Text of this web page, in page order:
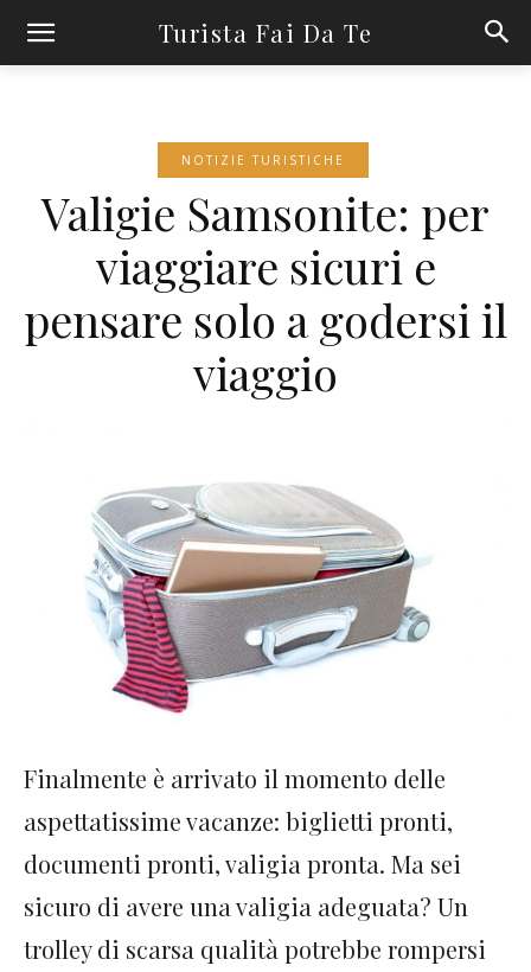
Turista Fai Da Te
NOTIZIE TURISTICHE
Valigie Samsonite: per
viaggiare sicuri e
pensare solo a godersi il
viaggio
Finalmente è arrivato il momento delle
aspettatissime vacanze: biglietti pronti,
documenti pronti, valigia pronta. Ma sei
sicuro di avere una valigia adeguata? Un
trolley di scarsa qualità potrebbe rompersi